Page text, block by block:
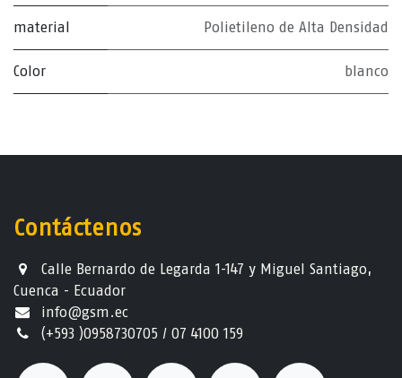
material Polietileno de Alta Densidad
Color blanco
Contáctenos
Calle Bernardo de Legarda 1-147 y Miguel Santiago,
Cuenca - Ecuador
info@gsm.ec​
(+593 )0958730705 / 07 4100 159